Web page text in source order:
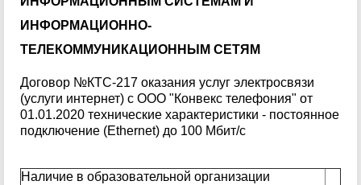
ИНФОРМАЦИОННО-
ТЕЛЕКОММУНИКАЦИОННЫМ СЕТЯМ
Договор №КТС-217 оказания услуг электросвязи
(услуги интернет) с ООО "Конвекс телефония" от
01.01.2020 технические характеристики - постоянное
подключение (Ethernet) до 100 Мбит/с
Наличие в образовательной организации